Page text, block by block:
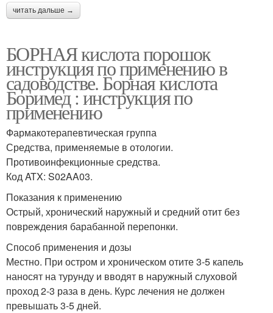
читать дальше →
БОРНАЯ кислота порошок
инструкция по применению в
садоводстве. Борная кислота
Боримед : инструкция по
применению
Фармакотерапевтическая группа
Средства, применяемые в отологии.
Противоинфекционные средства.
Код ATX: S02AA03.
Показания к применению
Острый, хронический наружный и средний отит без
повреждения барабанной перепонки.
Способ применения и дозы
Местно. При остром и хроническом отите 3-5 капель
наносят на турунду и вводят в наружный слуховой
проход 2-3 раза в день. Курс лечения не должен
превышать 3-5 дней.